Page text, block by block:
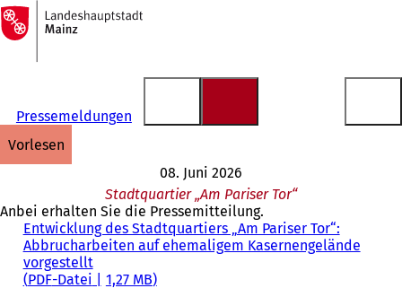
Inhalt anspringen
Zur
Startseite
Pressemeldungen
vorlesen
08. Juni 2026
Stadtquartier „Am Pariser Tor“
Anbei erhalten Sie die Pressemitteilung.
Entwicklung des Stadtquartiers „Am Pariser Tor“:
Abbrucharbeiten auf ehemaligem Kasernengelände
vorgestellt
PDF-Datei 1,27 MB